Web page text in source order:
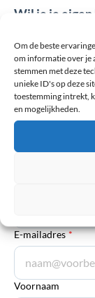
Om de beste
om informatie over je
stemmen met deze
unieke ID's op deze
toestemming intrekt,
en mogelijkheden.
Wil je je
Het e-mailadres
gemarkeerd met *
Uw waardering *
Toelichting
E-mailadres *
Voornaam